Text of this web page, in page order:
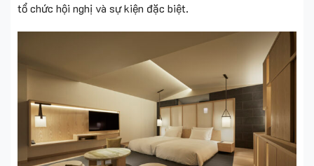
tổ chức hội nghị và sự kiện đặc biệt.